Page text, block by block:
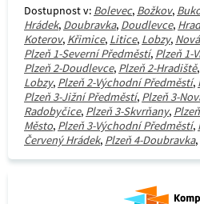
Dostupnost v: Bolevec, Božkov,
Hrádek, Doubravka, Doudlevce,
Koterov, Křimice, Litice, Lobzy,
Plzeň 1-Severní Předměstí, Plzeň 1-
Plzeň 2-Doudlevce, Plzeň 2-Hradiště,
Lobzy, Plzeň 2-Východní Předměstí,
Plzeň 3-Jižní Předměstí, Plzeň 3-
Radobyčice, Plzeň 3-Skvrňany,
Město, Plzeň 3-Východní Předměstí,
Červený Hrádek, Plzeň 4-Doubravka,